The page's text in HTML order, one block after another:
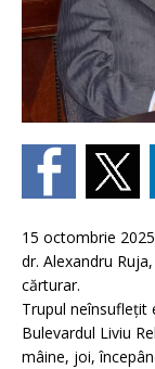
15 octombrie
dr. Alexandru
cărturar.
Trupul neînsuflețit
Bulevardul Liviu
mâine, joi,